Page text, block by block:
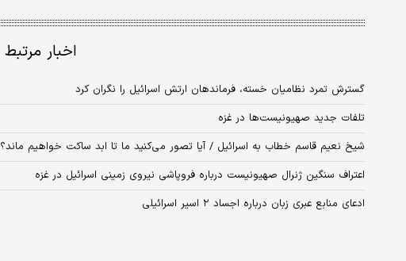
اخبار مرتبط
گسترش تمرد نظامیان خسته، فرماندهان ارتش اسرائیل را نگران کرد
تلفات جدید صهیونیست‌ها در غزه
شیخ نعیم قاسم خطاب به اسرائیل / آیا تصور می‌کنید ما تا ابد ساکت خواهیم ماند؟
اعتراف سنگین ژنرال صهیونیست درباره فروپاشی نیروی زمینی اسرائیل در غزه
ادعای منابع عبری زبان درباره اجساد ۲ اسیر اسرائیلی